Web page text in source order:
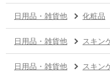
日用品・雑貨他 化粧品
日用品・雑貨他 スキン
日用品・雑貨他 スキン